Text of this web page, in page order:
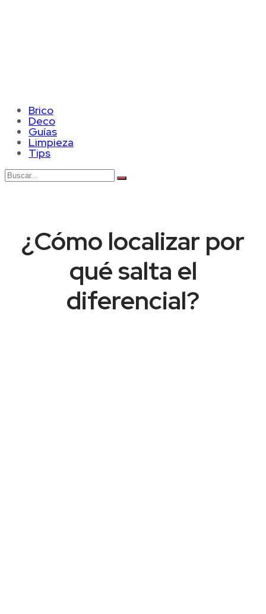
Brico
Deco
Guías
Limpieza
Tips
¿Cómo localizar por
qué salta el
diferencial?